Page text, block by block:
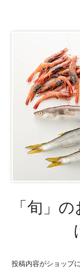
「旬」
投稿内容がショップ